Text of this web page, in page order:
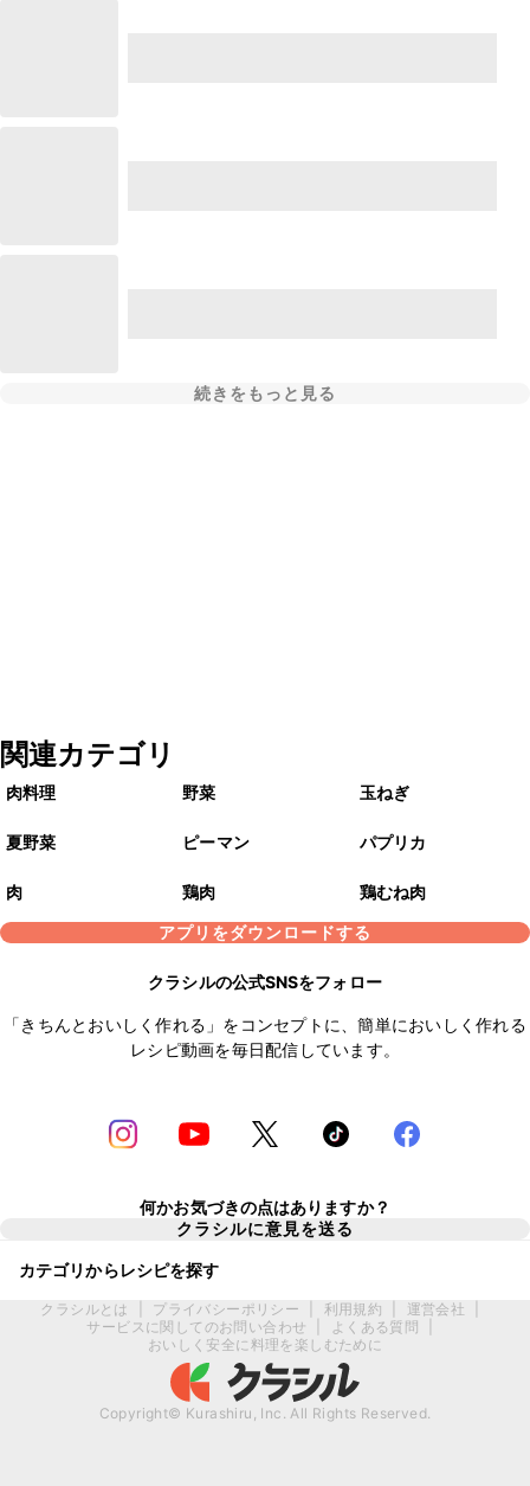
続きをもっと見る
関連カテゴリ
肉料理 野菜 玉ねぎ
夏野菜 ピーマン パプリカ
肉 鶏肉
鶏むね肉
アプリをダウンロードする
クラシルの公式SNSをフォロー
「きちんとおいしく作れる」をコンセプトに、簡単においしく作れる
レシピ動画を毎日配信しています。
何かお気づきの点はありますか？
クラシルに意見を送る
カテゴリからレシピを探す
クラシルとは プライバシーポリシー 利用規約 運営会社
サービスに関してのお問い合わせ
よくある質問
おいしく安全に料理を楽しむために
Copyright© Kurashiru, Inc. All Rights Reserved.